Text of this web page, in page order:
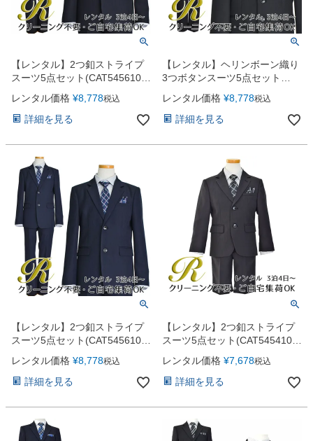
【レンタル】2つ釦ストライプ
スーツ5点セット(CAT545610)
レンタル価格 ¥8,778税込
詳細を見る
【レンタル】ヘリンボーン織り
3つボタンスーツ5点セット
(CAT545611)ブラック
レンタル価格 ¥8,778税込
詳細を見る
【レンタル】2つ釦ストライプ
スーツ5点セット(CAT545610)
レンタル価格 ¥8,778税込
詳細を見る
【レンタル】2つ釦ストライプ
スーツ5点セット(CAT545410)
レンタル価格 ¥7,678税込
詳細を見る